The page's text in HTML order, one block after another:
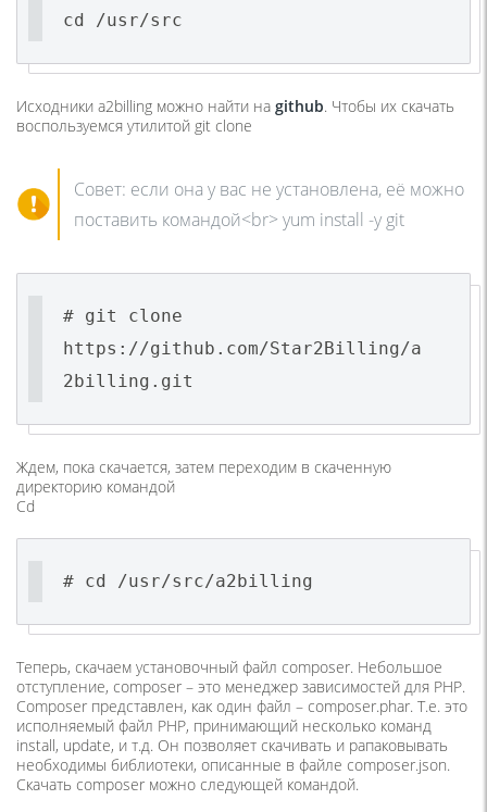
cd /usr/src
Исходники a2billing можно найти на github. Чтобы их скачать
воспользуемся утилитой git clone
Совет: если она у вас не установлена, её можно
поставить командой<br> yum install -y git
# git clone
https://github.com/Star2Billing/a
2billing.git
Ждем, пока скачается, затем переходим в скаченную
директорию командой
Cd
# cd /usr/src/a2billing
Теперь, скачаем установочный файл composer. Небольшое
отступление, composer – это менеджер зависимостей для PHP.
Composer представлен, как один файл – composer.phar. Т.е. это
исполняемый файл PHP, принимающий несколько команд
install, update, и т.д. Он позволяет скачивать и рапаковывать
необходимы библиотеки, описанные в файле composer.json.
Скачать composer можно следующей командой.